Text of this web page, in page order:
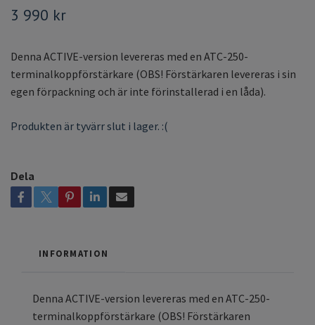
3 990 kr
Denna ACTIVE-version levereras med en ATC-250-
terminalkoppförstärkare (OBS! Förstärkaren levereras i sin
egen förpackning och är inte förinstallerad i en låda).
Produkten är tyvärr slut i lager. :(
Dela
INFORMATION
Denna ACTIVE-version levereras med en ATC-250-
terminalkoppförstärkare (OBS! Förstärkaren